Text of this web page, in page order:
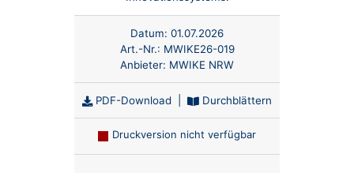
Datum: 01.07.2026
Art.-Nr.: MWIKE26-019
Anbieter: MWIKE NRW
PDF-Download Durchblättern
Druckversion nicht verfügbar